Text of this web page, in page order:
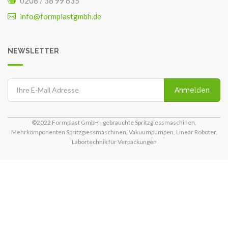
info@formplastgmbh.de
NEWSLETTER
Anmelden
©2022 Formplast GmbH - gebrauchte Spritzgiessmaschinen,
Mehrkomponenten Spritzgiessmaschinen, Vakuumpumpen, Linear Roboter,
Labortechnik für Verpackungen